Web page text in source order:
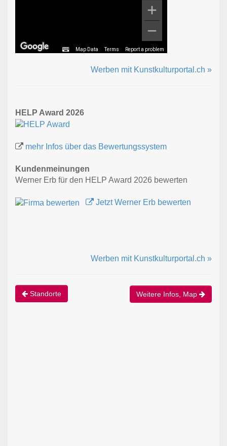
Map Data Terms Report a problem
Werben mit Kunstkulturportal.ch »
HELP Award 2026
mehr Infos über das Bewertungssystem
Kundenmeinungen
Werner Erb für den HELP Award 2026 bewerten
Jetzt Werner Erb bewerten
Werben mit Kunstkulturportal.ch »
Standorte Weitere Infos, Map